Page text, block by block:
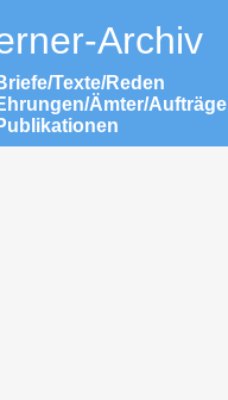
Archiv
Texte/Reden
Ämter/Aufträge